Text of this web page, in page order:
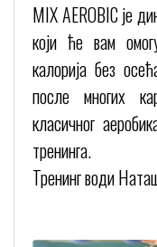
MIX AEROBIC је
који ће вам
калорија без
после многих
класичног
тренинга.
Тренинг води